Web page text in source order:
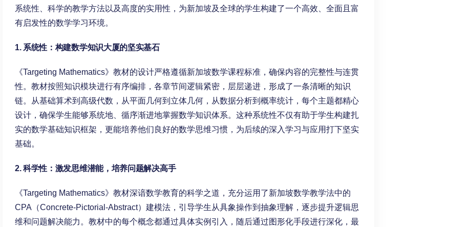
系统性、科学的教学方法以及高度的实用性，为新加坡及全球的学生构建了一个高效、全面且富
有启发性的数学学习环境。
1.系统性：构建数学知识大厦的坚实基石
《Targeting Mathematics》教材的设计严格遵循新加坡数学课程标准，确保内容的完整性与连贯
性。教材按照知识模块进行有序编排，各章节间逻辑紧密，层层递进，形成了一条清晰的知识
链。从基础算术到高级代数，从平面几何到立体几何，从数据分析到概率统计，每个主题都精心
设计，确保学生能够系统地、循序渐进地掌握数学知识体系。这种系统性不仅有助于学生构建扎
实的数学基础知识框架，更能培养他们良好的数学思维习惯，为后续的深入学习与应用打下坚实
基础。
2.科学性：激发思维潜能，培养问题解决高手
《Targeting Mathematics》教材深谙数学教育的科学之道，充分运用了新加坡数学教学法中的
CPA（Concrete-Pictorial-Abstract）建模法，引导学生从具象操作到抽象理解，逐步提升逻辑思
维和问题解决能力。教材中的每个概念都通过具体实例引入，随后通过图形化手段进行深化，最